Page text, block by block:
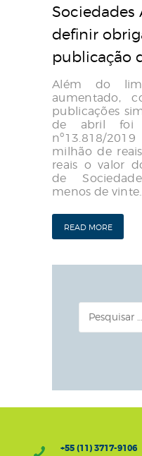
Sociedades
definir
publicação
Além do
aumentado,
publicações
de abril foi
nº13.818/
milhão de
reais o valor
de
menos de
READ MORE
por:
+55 (11) 3717-9106